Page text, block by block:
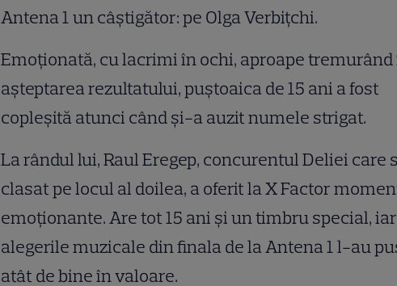
Antena 1 un câştigător: pe Olga Verbiţchi.
Emoţionată, cu lacrimi în ochi, aproape tremurând
aşteptarea rezultatului, puştoaica de 15 ani a fost
copleşită atunci când şi-a auzit numele strigat.
La rândul lui, Raul Eregep, concurentul Deliei care
clasat pe locul al doilea, a oferit la X Factor
emoţionante. Are tot 15 ani şi un timbru special, iar
alegerile muzicale din finala de la Antena 1 l-au
atât de bine în valoare.